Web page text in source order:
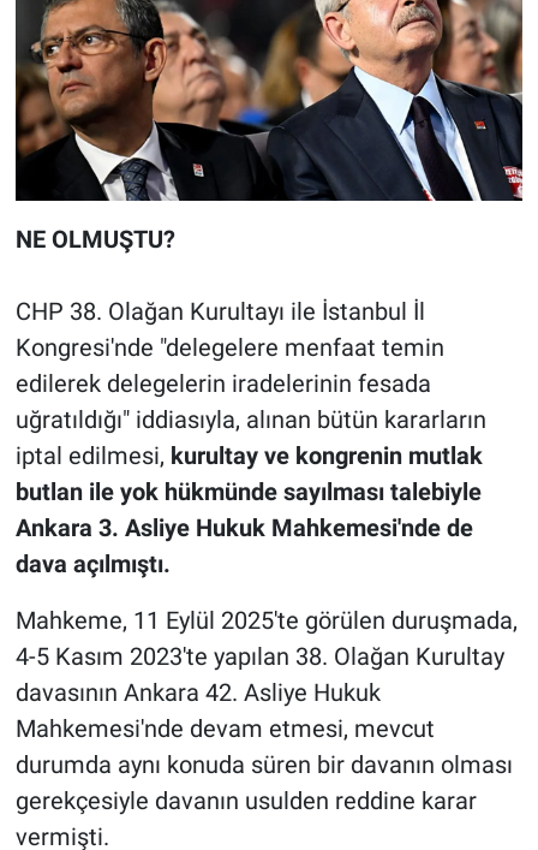
NE OLMUŞTU?
CHP 38. Olağan Kurultayı ile İstanbul İl
Kongresi'nde "delegelere menfaat temin
edilerek delegelerin iradelerinin fesada
uğratıldığı" iddiasıyla, alınan bütün kararların
iptal edilmesi, kurultay ve kongrenin mutlak
butlan ile yok hükmünde sayılması talebiyle
Ankara 3. Asliye Hukuk Mahkemesi'nde de
dava açılmıştı.
Mahkeme, 11 Eylül 2025'te görülen duruşmada,
4-5 Kasım 2023'te yapılan 38. Olağan Kurultay
davasının Ankara 42. Asliye Hukuk
Mahkemesi'nde devam etmesi, mevcut
durumda aynı konuda süren bir davanın olması
gerekçesiyle davanın usulden reddine karar
vermişti.